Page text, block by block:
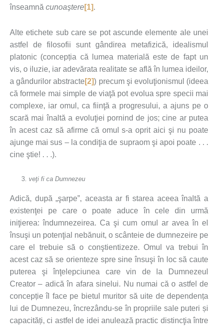
înseamnă cunoaştere[1].
Alte etichete sub care se pot ascunde elemente ale unei
astfel de filosofii sunt gândirea metafizică, idealismul
platonic (concepția că lumea materială este de fapt un
vis, o iluzie, iar adevărata realitate se află în lumea ideilor,
a gândurilor abstracte [2]) precum şi evoluţionismul (ideea
că formele mai simple de viaţă pot evolua spre specii mai
complexe, iar omul, ca fiinţă a progresului, a ajuns pe o
scară mai înaltă a evoluţiei pornind de jos; cine ar putea
în acest caz să afirme că omul s-a oprit aici şi nu poate
ajunge mai sus – la condiţia de supraom şi apoi poate . . .
cine ştie! . . .).
veţi fi ca Dumnezeu
Adică, după „şarpe”, aceasta ar fi starea aceea înaltă a
existenţei pe care o poate aduce în cele din urmă
iniţierea: îndumnezeirea. Ca şi cum omul ar avea în el
însuşi un potenţial nebănuit, o scânteie de dumnezeire pe
care el trebuie să o conştientizeze. Omul va trebui în
acest caz să se orienteze spre sine însuşi în loc să caute
puterea şi înţelepciunea care vin de la Dumnezeul
Creator – adică în afara sinelui. Nu numai că o astfel de
concepție îl face pe bietul muritor să uite de dependența
lui de Dumnezeu, încrezându-se în propriile sale puteri și
capacități, ci astfel de idei anulează practic distincţia între